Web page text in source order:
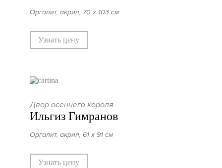
Оргалит, акрил, 70 х 103 см
Узнать цену
Двор осеннего короля
Ильгиз Гимранов
Оргалит, акрил, 61 х 91 см
Узнать цену